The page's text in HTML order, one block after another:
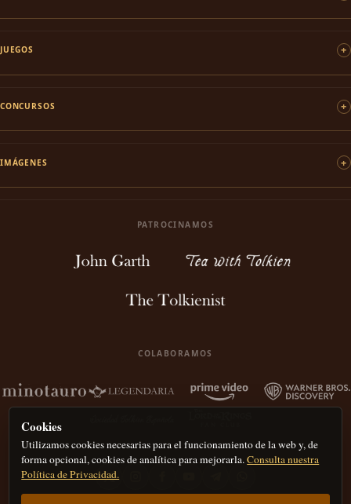
JUEGOS
CONCURSOS
IMÁGENES
PATROCINAMOS
COLABORAMOS
Cookies
Utilizamos cookies necesarias para el funcionamiento de la web y, de
forma opcional, cookies de analítica para mejorarla.Consulta nuestra
Política de Privacidad.